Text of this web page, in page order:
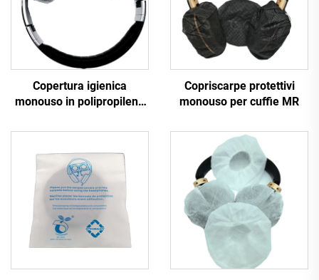
Copertura igienica
monouso in polipropilene
Copriscarpe protettivi
monouso per cuffie MR